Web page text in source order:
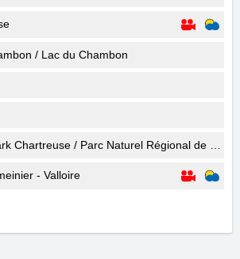
/ Lac du Chambon
Chartreuse / Parc Naturel Régional de
- Valloire